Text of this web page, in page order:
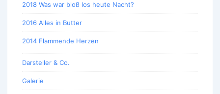
2018 Was war bloß los heute Nacht?
2016 Alles in Butter
2014 Flammende Herzen
Darsteller & Co.
Galerie